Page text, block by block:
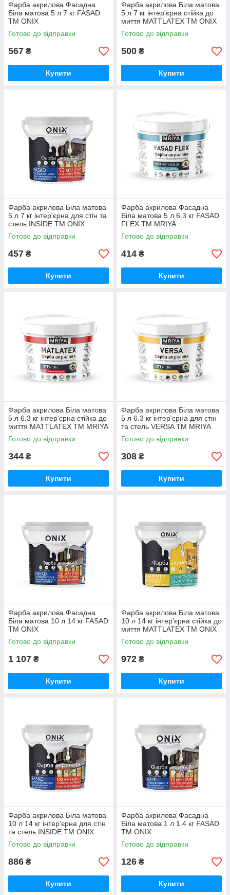
Фарба акрилова Фасадна
Біла матова 5 л 7 кг FASAD
ТМ ONIX
Готово до відправки
567 ₴
Купити
Фарба акрилова Біла матова
5 л 7 кг інтер'єрна стійка до
миття MATTLATEX ТМ ONIX
Готово до відправки
500 ₴
Купити
Фарба акрилова Біла матова
5 л 7 кг інтер'єрна для стін та
стель INSIDE ТМ ONIX
Готово до відправки
457 ₴
Купити
Фарба акрилова Фасадна
Біла матова 5 л 6.3 кг FASAD
FLEX ТМ MRIYA
Готово до відправки
414 ₴
Купити
Фарба акрилова Біла матова
5 л 6.3 кг інтер'єрна стійка до
миття MATTLATEX ТМ MRIYA
Готово до відправки
344 ₴
Купити
Фарба акрилова Біла матова
5 л 6.3 кг інтер'єрна для стін
та стель VERSA ТМ MRIYA
Готово до відправки
308 ₴
Купити
Фарба акрилова Фасадна
Біла матова 10 л 14 кг FASAD
ТМ ONIX
Готово до відправки
1 107 ₴
Купити
Фарба акрилова Біла матова
10 л 14 кг інтер'єрна стійка до
миття MATTLATEX ТМ ONIX
Готово до відправки
972 ₴
Купити
Фарба акрилова Біла матова
10 л 14 кг інтер'єрна для стін
та стель INSIDE ТМ ONIX
Готово до відправки
886 ₴
Купити
Фарба акрилова Фасадна
Біла матова 1 л 1.4 кг FASAD
ТМ ONIX
Готово до відправки
126 ₴
Купити